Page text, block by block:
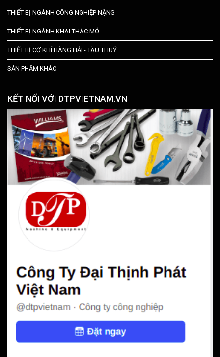
THIẾT BỊ NGÀNH CÔNG NGHIỆP NẶNG
THIẾT BỊ NGÀNH KHAI THÁC MỎ
THIẾT BỊ CƠ KHÍ HÀNG HẢI - TÀU THUỶ
SẢN PHẨM KHÁC
KẾT NỐI VỚI DTPVIETNAM.VN